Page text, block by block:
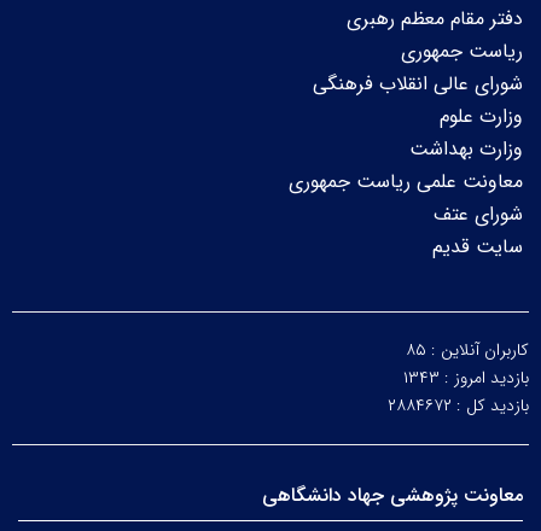
دفتر مقام معظم رهبری
ریاست جمهوری
شورای عالی انقلاب فرهنگی
وزارت علوم
وزارت بهداشت
معاونت علمی ریاست جمهوری
شورای عتف
سایت قدیم
کاربران آنلاین : ۸۵
بازدید امروز : ۱۳۴۳
بازدید کل : ۲۸۸۴۶۷۲
معاونت پژوهشی جهاد دانشگاهی